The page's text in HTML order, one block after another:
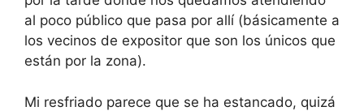
al poco público que pasa por allí (básicamente a
los vecinos de expositor que son los únicos que
están por la zona).
Mi resfriado parece que se ha estancado, quizá